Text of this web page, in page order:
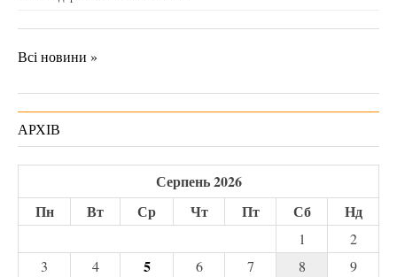
Всі новини »
АРХІВ
Серпень 2026
Пн
Вт Ср Чт Пт Сб Нд
1
2
3
4 5 6 7 8
9